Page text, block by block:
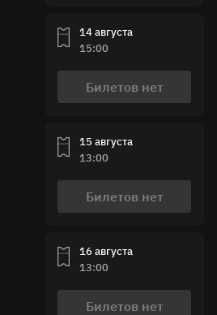
14 августа
15:00
Билетов нет
15 августа
13:00
Билетов нет
16 августа
13:00
Билетов нет